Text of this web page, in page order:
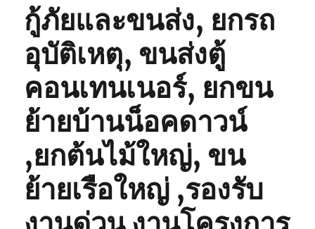
กู้ภัยและขนส่ง, ยกรถ
อุบัติเหตุ, ขนส่งตู้
คอนเทนเนอร์, ยกขน
ย้ายบ้านน็อคดาวน์
,ยกต้นไม้ใหญ่, ขน
ย้ายเรือใหญ่ ,รองรับ